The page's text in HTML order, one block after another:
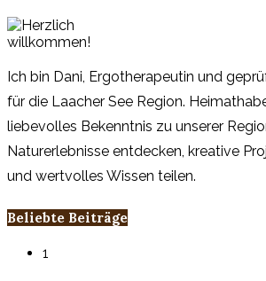
Ich bin Dani, Ergotherapeutin und
für die Laacher See Region.
liebevolles Bekenntnis zu unserer
Naturerlebnisse entdecken, kreative
und wertvolles Wissen teilen.
Beliebte Beiträge
1